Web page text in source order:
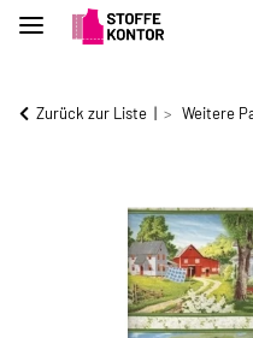
Zurück zur Liste Weitere